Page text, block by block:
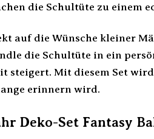
die Schultüte zu einem
auf die Wünsche kleiner
die Schultüte in ein
steigert. Mit diesem Set
erinnern wird.
Deko-Set Fantasy